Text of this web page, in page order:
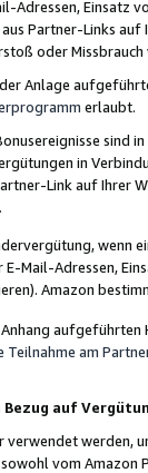
Adressen, Einsatz
Partner-Links
oder
Anlage
erlaubt.
sind
in
Link auf Ihrer
wenn
Mail-Adressen,
Amazon
Teilnahme am
Bezug auf
werden,
vom